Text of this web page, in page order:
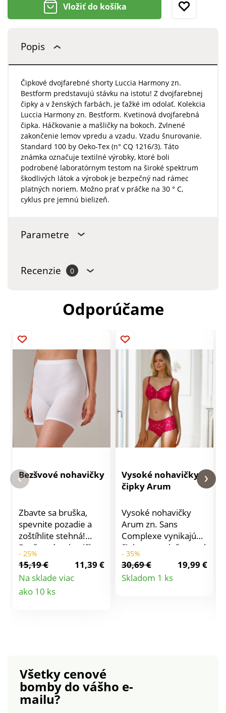
Vložiť do košíka
Popis
Čipkové dvojfarebné shorty Luccia Harmony zn.
Bestform predstavujú stávku na istotu! Z dvojfarebnej
čipky a v ženských farbách, je ťažké im odolať. Kolekcia
Luccia Harmony zn. Bestform. Kvetinová dvojfarebná
čipka. Háčkovanie a mašličky na bokoch. Zvlnené
zakončenie lemov vpredu a vzadu. Vzadu šnurovanie.
Standard 100 by Oeko-Tex (n° CQ 1216/3). Táto
známka označuje textilné výrobky, ktoré boli
podrobené laboratórnym testom na široké spektrum
škodlivých látok a výrobok je bezpečný nad rámec
platných noriem. Možno prať v práčke na 30 ° C,
cyklus pre jemnú bielizeň.
Parametre
Recenzie 0
Odporúčame
Bezšvové nohavičky
Zbavte sa bruška,
spevnite pozadie a
zoštíhlite stehná!
Bezšvové nohavičky s
nohavičkami s
čipkovým žakárom a
širokým pásom
vytvarujú Vašu
Tvarujúce.
- 25%
15,19 €
11,39 €
Na sklade viac
ako 10 ks
Vysoké nohavičky z
čipky Arum
Vysoké nohavičky
Arum zn. Sans
Complexe vynikajú
čipkou s potlačou a sú
výnimočne pohodlné.
Predný a zadný diel z
mikrovlákna. Vpredu
označuje textilné
- 35%
30,69 €
19,99 €
Skladom 1 ks
Detail
Všetky cenové
bomby do vášho e-
mailu?